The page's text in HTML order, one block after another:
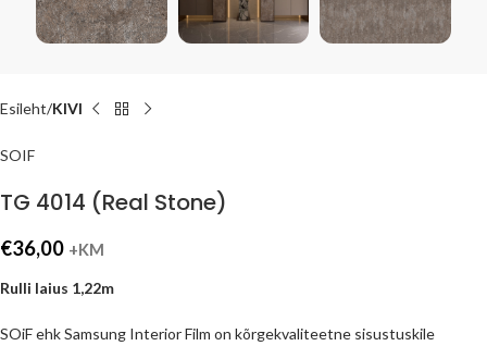
Esileht KIVI
SOIF
TG 4014 (Real Stone)
€36,00 +KM
Rulli laius 1,22m
SOiF ehk Samsung Interior Film on kõrgekvaliteetne sisustuskile